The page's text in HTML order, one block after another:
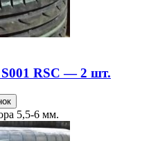
S001 RSC — 2 шт.
5,5-6 мм.